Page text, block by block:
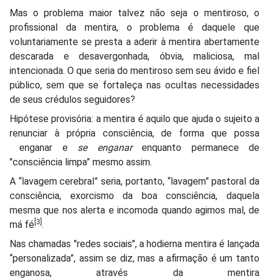
Mas o problema maior talvez não seja o mentiroso, o
profissional da mentira, o problema é daquele que
voluntariamente se presta a aderir à mentira abertamente
descarada e desavergonhada, óbvia, maliciosa, mal
intencionada. O que seria do mentiroso sem seu ávido e fiel
público, sem que se fortaleça nas ocultas necessidades
de seus crédulos seguidores?
Hipótese provisória: a mentira é aquilo que ajuda o sujeito a
renunciar à própria consciência, de forma que possa
enganar e se enganarenquanto permanece de
"consciência limpa” mesmo assim.
A “lavagem cerebral” seria, portanto, “lavagem” pastoral da
consciência, exorcismo da boa consciência, daquela
mesma que nos alerta e incomoda quando agimos mal, de
má fé [3] .
Nas chamadas "redes sociais", a hodierna mentira é lançada
“personalizada”, assim se diz, mas a afirmação é um tanto
enganosa, através da mentira